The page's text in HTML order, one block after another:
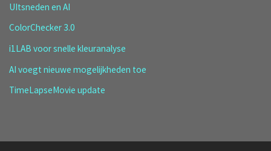
UItsneden en AI
ColorChecker 3.0
i1LAB voor snelle kleuranalyse
AI voegt nieuwe mogelijkheden toe
TimeLapseMovie update